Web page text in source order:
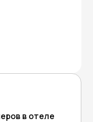
в отеле